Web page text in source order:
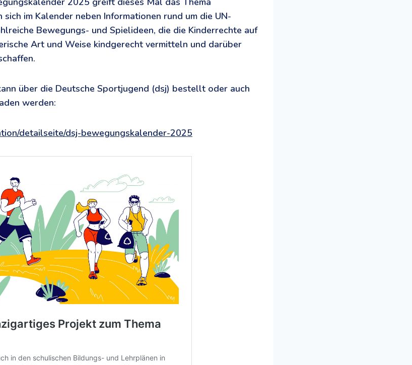
im Kalender neben Informationen rund um die UN-
Bewegungs- und Spielideen, die die Kinderrechte auf
Art und Weise kindgerecht vermitteln und darüber
über die Deutsche Sportjugend (dsj) bestellt oder auch
werden:
detailseite/dsj-bewegungskalender-2025